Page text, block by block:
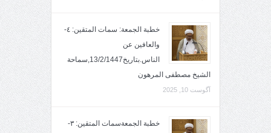
خطبة الجمعة: سمات المتقين: ٤-
والعافين عن
الناس.بتاريخ13/2/1447,سماحة
الشيخ مصطفى المرهون
آگوست 10, 2025
خطبة الجمعةسمات المتقين: ٣-